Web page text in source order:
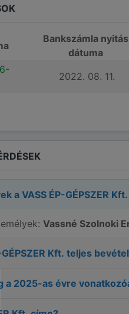
Bankszámla nyitás
dátuma
2022. 08. 11.
a VASS ÉP-GÉPSZER Kft.
Vassné Szolnoki
Kft. teljes
a 2025-as évre